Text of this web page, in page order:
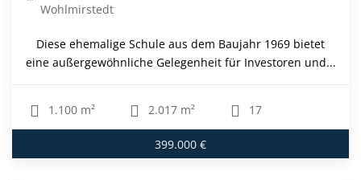
Wohlmirstedt
Diese ehemalige Schule aus dem Baujahr 1969 bietet
eine außergewöhnliche Gelegenheit für Investoren und...
1.100 m² 2.017 m² 17
399.000 €